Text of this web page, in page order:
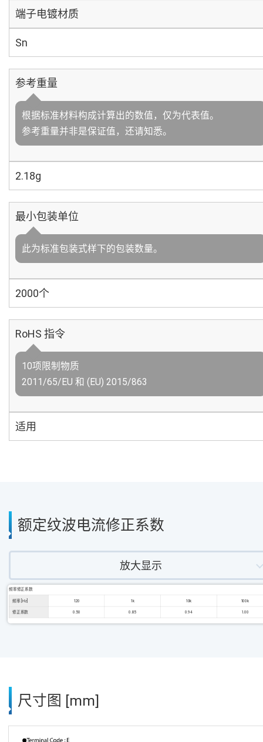
端子电镀材质
Sn
参考重量
根据标准材料构成计算出的数值，仅为代表值。
参考重量并非是保证值，还请知悉。
2.18g
最小包装单位
此为标准包装式样下的包装数量。
2000个
RoHS 指令
10项限制物质
2011/65/EU 和 (EU) 2015/863
适用
额定纹波电流修正系数
放大显示
频率修正系数
频率 [Hz] 120 1k 10k 100k
修正系数 0.50 0.85 0.94 1.00
尺寸图 [mm]